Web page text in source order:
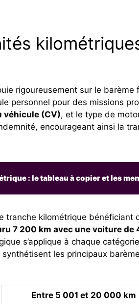
rigoureusement sur le
personnel pour des missions
véhicule (CV), et le type de
encourageant ainsi la
: le tableau à copier et les
kilométrique bénéficiant
7 200 km avec une voiture de
s’applique à chaque
les principaux
Entre 5 001 et 20 000 km